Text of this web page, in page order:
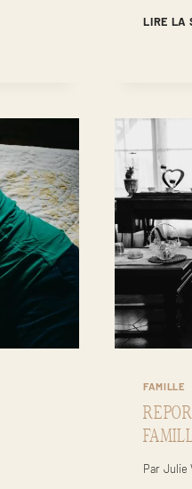
LIRE LA
FAMILLE
Par Julie